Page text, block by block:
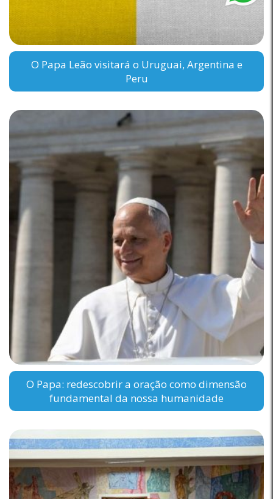
O Papa Leão visitará o Uruguai, Argentina e
Peru
O Papa: redescobrir a oração como dimensão
fundamental da nossa humanidade